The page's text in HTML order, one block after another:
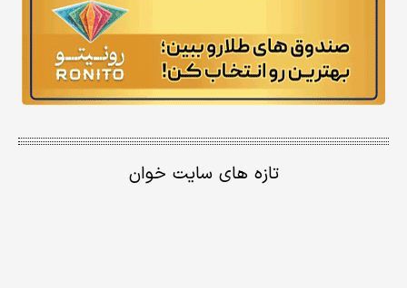
تازه های سایت خوان